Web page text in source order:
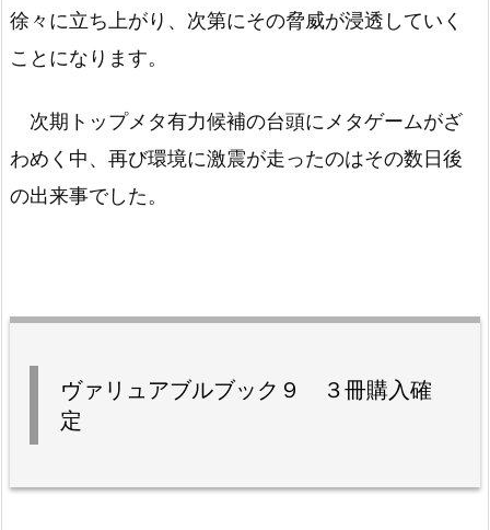
徐々に立ち上がり、次第にその脅威が浸透していく
ことになります。
次期トップメタ有力候補の台頭にメタゲームがざ
わめく中、再び環境に激震が走ったのはその数日後
の出来事でした。
ヴァリュアブルブック９ ３冊購入確
定